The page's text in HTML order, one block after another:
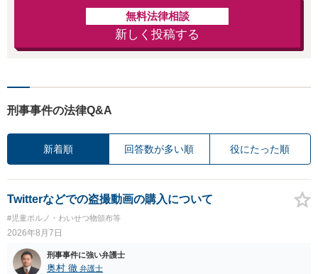
無料法律相談
新しく投稿する
刑事事件の法律Q&A
新着順 回答数が多い順 役にたった順
Twitterなどでの盗撮動画の購入について
#児童ポルノ・わいせつ物頒布等
2026年8月7日
刑事事件に強い弁護士
奥村 徹 弁護士